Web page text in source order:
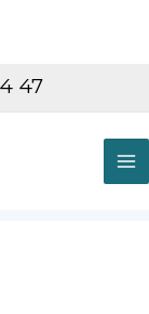
47